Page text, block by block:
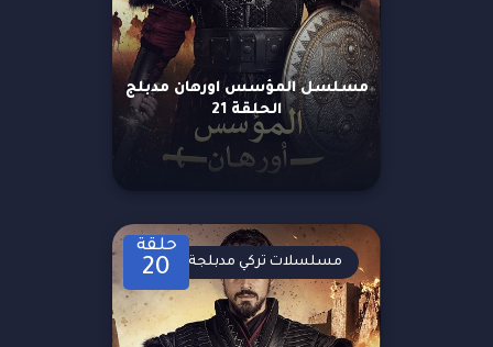
مسلسل المؤسس اورهان مدبلج
الحلقة 21
حلقة
20 مسلسلات تركي مدبلجة